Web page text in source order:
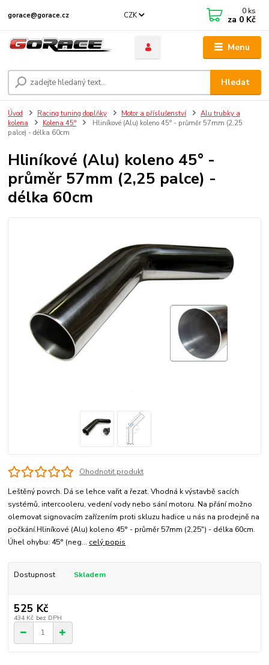
Menu
CZK
Hledat
gorace@gorace.cz 0 ks
za 0 Kč
Úvod Racing tuning doplňky Motor a příslušenství
Alu trubky a
kolena
Kolena 45°
Hliníkové (Alu) koleno 45° - průměr 57mm (2,25
palce) - délka 60cm
Hliníkové (Alu) koleno 45° -
průměr 57mm (2,25 palce) -
délka 60cm
Ohodnotit produkt
Leštěný povrch. Dá se lehce vařit a řezat. Vhodná k výstavbě sacích
systémů, intercooleru, vedení vody nebo sání motoru. Na přání možno
olemovat signovacím zařízením proti skluzu hadice u nás na prodejně na
počkání.Hliníkové (Alu) koleno 45° - průměr 57mm (2,25") - délka 60cm.
Úhel ohybu: 45° (neg... celý popis
Dostupnost Skladem
525 Kč
434 Kč bez DPH